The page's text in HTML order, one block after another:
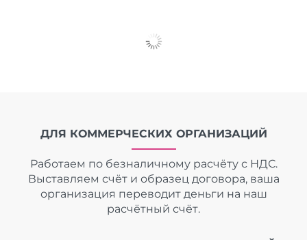
ДЛЯ КОММЕРЧЕСКИХ ОРГАНИЗАЦИЙ
Работаем по безналичному расчёту с НДС.
Выставляем счёт и образец договора, ваша
организация переводит деньги на наш
расчётный счёт.